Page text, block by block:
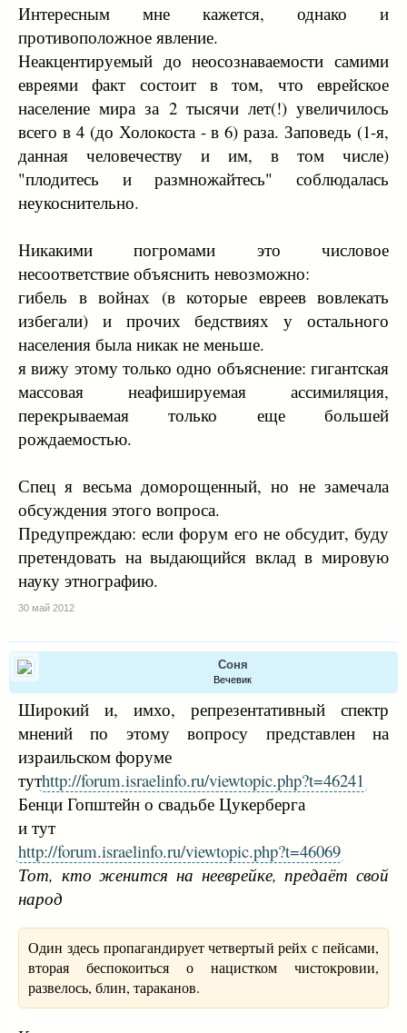
Интересным мне кажется, однако и
противоположное явление.
Неакцентируемый до неосознаваемости самими
евреями факт состоит в том, что еврейское
население мира за 2 тысячи лет(!) увеличилось
всего в 4 (до Холокоста - в 6) раза. Заповедь (1-я,
данная человечеству и им, в том числе)
"плодитесь и размножайтесь" соблюдалась
неукоснительно.
Никакими погромами это числовое
несоответствие объяснить невозможно:
гибель в войнах (в которые евреев вовлекать
избегали) и прочих бедствиях у остального
населения была никак не меньше.
я вижу этому только одно объяснение: гигантская
массовая неафишируемая ассимиляция,
перекрываемая только еще большей
рождаемостью.
Спец я весьма доморощенный, но не замечала
обсуждения этого вопроса.
Предупреждаю: если форум его не обсудит, буду
претендовать на выдающийся вклад в мировую
науку этнографию.
30 май 2012
Соня
Вечевик
Широкий и, имхо, репрезентативный спектр
мнений по этому вопросу представлен на
израильском форуме
тутhttp://forum.israelinfo.ru/viewtopic.php?t=46241
Бенци Гопштейн о свадьбе Цукерберга
и тут
http://forum.israelinfo.ru/viewtopic.php?t=46069
Тот, кто женится на нееврейке, предаёт свой
народ
Один здесь пропагандирует четвертый рейх с пейсами,
вторая беспокоиться о нацистком чистокровии,
развелось, блин, тараканов.